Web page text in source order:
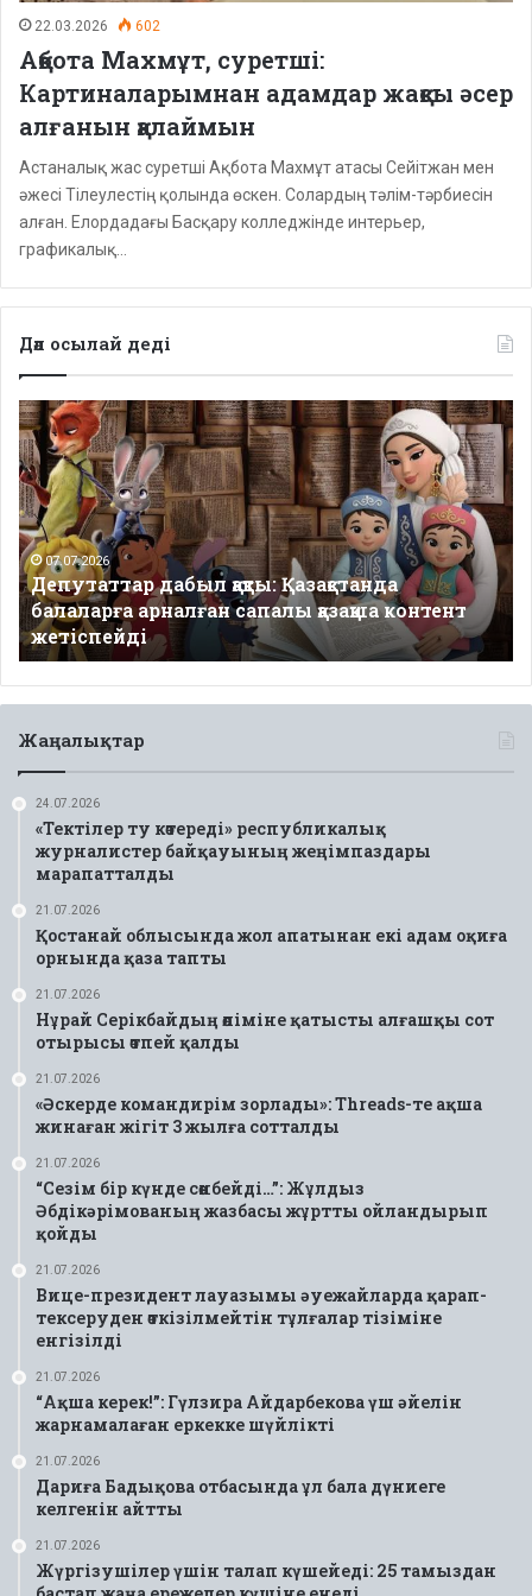
22.03.2026 602
Ақбота Махмұт, суретші:
Картиналарымнан адамдар жақсы әсер
алғанын қалаймын
Астаналық жас суретші Ақбота Махмұт атасы Сейітжан мен
әжесі Тілеулестің қолында өскен. Солардың тәлім-тәрбиесін
алған. Елордадағы Басқару колледжінде интерьер,
графикалық…
Дәл осылай деді
Депутаттар
дабыл
қақты:
Қазақстанда
балаларға
арналған
сапалы
қазақша
контент
жетіспейді
07.07.2026
Депутаттар дабыл қақты: Қазақстанда
балаларға арналған сапалы қазақша контент
жетіспейді
Жаңалықтар
24.07.2026
«Тектілер ту көтереді» республикалық
журналистер байқауының жеңімпаздары
марапатталды
21.07.2026
Қостанай облысында жол апатынан екі адам оқиға
орнында қаза тапты
21.07.2026
Нұрай Серікбайдың өліміне қатысты алғашқы сот
отырысы өтпей қалды
21.07.2026
«Әскерде командирім зорлады»: Threads-те ақша
жинаған жігіт 3 жылға сотталды
21.07.2026
“Сезім бір күнде сөнбейді…”: Жұлдыз
Әбдікәрімованың жазбасы жұртты ойландырып
қойды
21.07.2026
Вице-президент лауазымы әуежайларда қарап-
тексеруден өткізілмейтін тұлғалар тізіміне
енгізілді
21.07.2026
“Ақша керек!”: Гүлзира Айдарбекова үш әйелін
жарнамалаған еркекке шүйлікті
21.07.2026
Дариға Бадықова отбасында ұл бала дүниеге
келгенін айтты
21.07.2026
Жүргізушілер үшін талап күшейеді: 25 тамыздан